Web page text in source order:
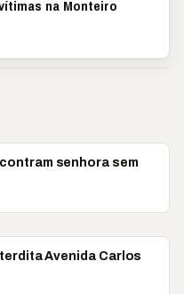
na Monteiro
senhora sem
Avenida Carlos